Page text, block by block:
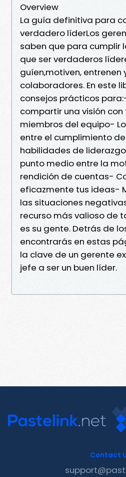
Overview
La guía definitiva para
verdadero líderLos
saben que para cumplir
que ser verdaderos
guíen,motiven, entrenen
colaboradores. En este
consejos prácticos
compartir una visión con
miembros del equipo-
entre el cumplimiento
habilidades de
punto medio entre la
rendición de cuentas-
eficazmente tus ideas-
las situaciones
recurso más valioso de
es su gente. Detrás de
encontrarás en estas
la clave de un gerente
jefe a ser un buen líder.
Contact